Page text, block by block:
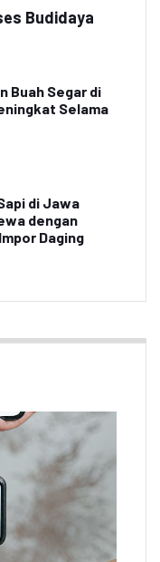
Budidaya
Buah Segar di
Selama
di Jawa
dengan
Daging